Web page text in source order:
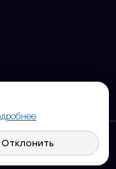
Stork Digital Agency
Лицензии
Отклонить